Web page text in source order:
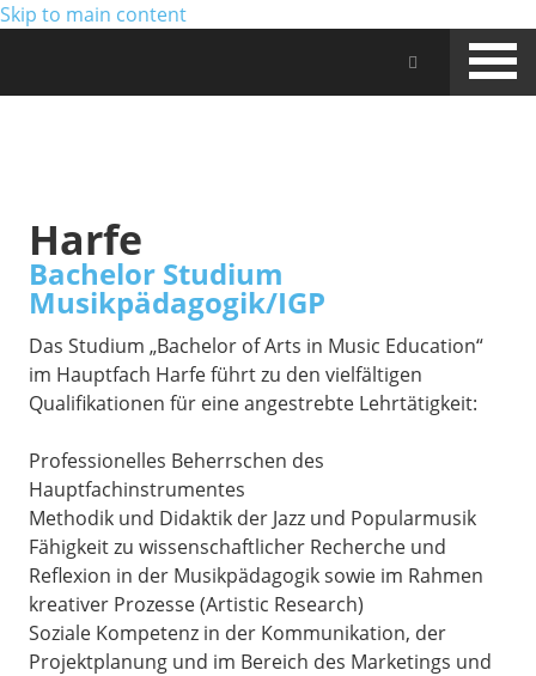
Skip to main content
Jam Music Lab University
Harfe
Bachelor Studium
Musikpädagogik/IGP
Das Studium „Bachelor of Arts in Music Education“
im Hauptfach Harfe führt zu den vielfältigen
Qualifikationen für eine angestrebte Lehrtätigkeit:
Professionelles Beherrschen des
Hauptfachinstrumentes
Methodik und Didaktik der Jazz und Popularmusik
Fähigkeit zu wissenschaftlicher Recherche und
Reflexion in der Musikpädagogik sowie im Rahmen
kreativer Prozesse (Artistic Research)
Soziale Kompetenz in der Kommunikation, der
Projektplanung und im Bereich des Marketings und